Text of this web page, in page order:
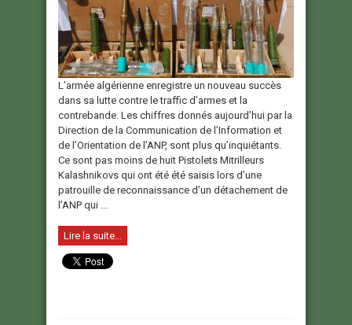
L’armée algérienne enregistre un nouveau succès
dans sa lutte contre le traffic d’armes et la
contrebande. Les chiffres donnés aujourd’hui par la
Direction de la Communication de l’Information et
de l’Orientation de l’ANP, sont plus qu’inquiétants.
Ce sont pas moins de huit Pistolets Mitrilleurs
Kalashnikovs qui ont été été saisis lors d’une
patrouille de reconnaissance d’un détachement de
l’ANP qui ...
Lire la suite...